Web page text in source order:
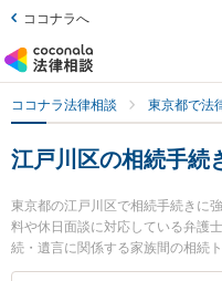
ココナラへ
ココナラ法律相談 東京都で法
江戸川区の相続手続
東京都の江戸川区で相続手続きに
料や休日面談に対応している弁護
続・遺言に関係する家族間の相続
な分野での絞り込み検索もでき便